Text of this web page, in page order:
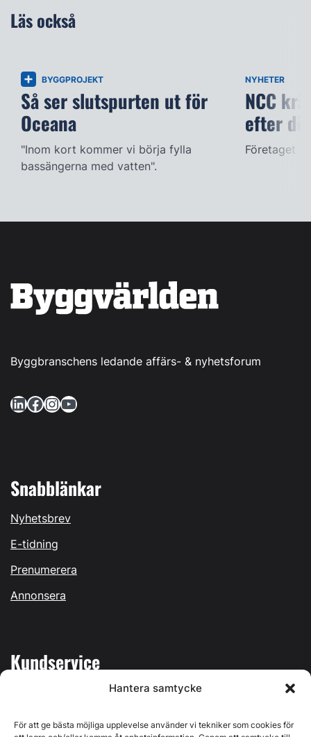
Hantera samtycke
För att ge bästa möjliga upplevelse använder vi tekniker som cookies för
Läs också
BYGGPROJEKT
Så ser slutspurten ut för
Oceana
"Inom kort kommer vi börja fylla
bassängerna med vatten".
NYHETER
NCC
efter
Företaget
Byggbranschens ledande affärs- & nyhetsforum
LinkedIn Facebook InstagramYouTube
Snabblänkar
Nyhetsbrev
E-tidning
Prenumerera
Annonsera
Kundservice
Kontakta oss